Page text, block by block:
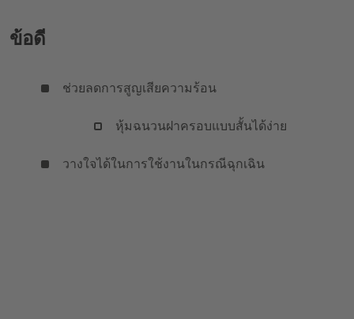
ข้อดี
ช่วยลดการสูญเสียความร้อน
หุ้มฉนวนฝาครอบแบบสั้นได้ง่าย
วางใจได้ในการใช้งานในกรณีฉุกเฉิน